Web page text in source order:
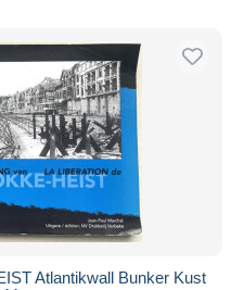
Atlantikwall Bunker Kust